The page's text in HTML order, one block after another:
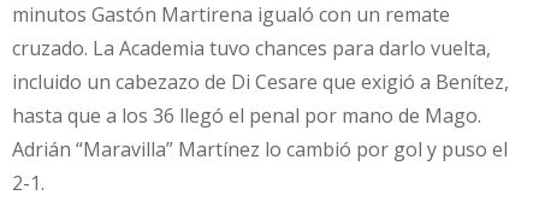
minutos Gastón Martirena igualó con un remate
cruzado. La Academia tuvo chances para darlo vuelta,
incluido un cabezazo de Di Cesare que exigió a Benítez,
hasta que a los 36 llegó el penal por mano de Mago.
Adrián “Maravilla” Martínez lo cambió por gol y puso el
2-1.